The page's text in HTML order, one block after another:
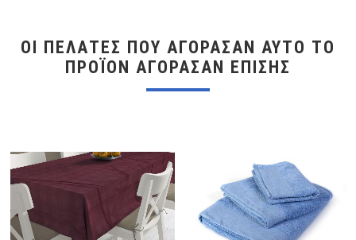
ΟΙ ΠΕΛΆΤΕΣ ΠΟΥ ΑΓΌΡΑΣΑΝ ΑΥΤΌ ΤΟ
ΠΡΟΪΌΝ ΑΓΌΡΑΣΑΝ ΕΠΊΣΗΣ